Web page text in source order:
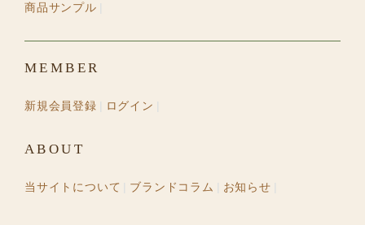
商品サンプル
MEMBER
新規会員登録 ログイン
ABOUT
当サイトについて ブランドコラム お知らせ